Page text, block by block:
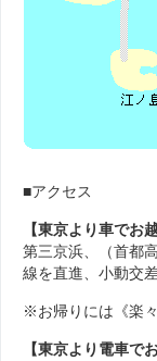
■アクセス
【東京より車でお
第三京浜、（首都
線を直進、小動交
※お帰りには《楽
【東京より電車で